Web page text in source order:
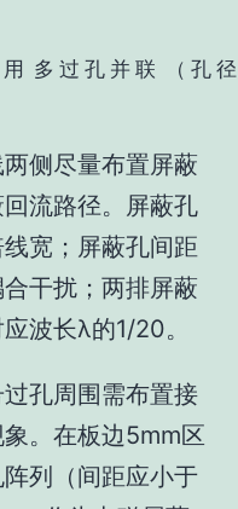
多过孔并联‌（孔径
侧尽量布置‌屏蔽
流路径‌。屏蔽孔
宽；屏蔽孔间距
干扰；两排屏蔽
波长λ的1/20。
孔周围需布置接
。在板边5mm区
列（间距应小于